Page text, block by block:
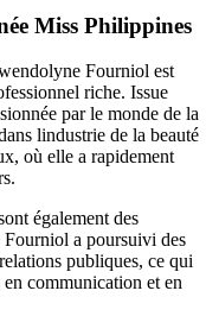
Miss Philippines
Fourniol est
riche. Issue
par le monde de la
lindustrie de la beauté
où elle a rapidement
également des
a poursuivi des
publiques, ce qui
communication et en